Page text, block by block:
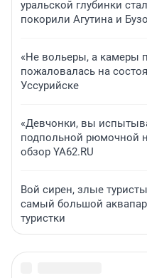
уральской глубинки
покорили Агутина и
«Не вольеры, а камеры
пожаловалась на
Уссурийске
«Девчонки, вы
подпольной рюмочной
обзор YA62.RU
Вой сирен, злые
самый большой
туристки